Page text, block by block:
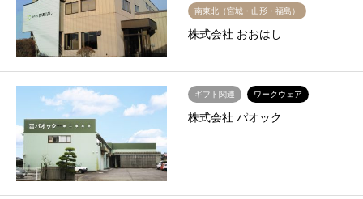
南東北（宮城・山形・福島）
株式会社 おおはし
ギフト関連 ワークウェア
株式会社 パオック